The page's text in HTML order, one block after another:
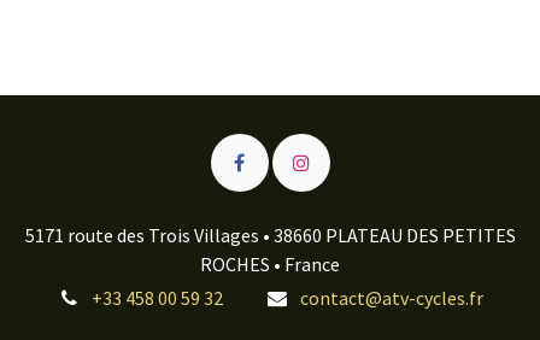
5171 route des Trois Villages • 38660 PLATEAU DES PETITES
ROCHES • France
+33 458 00 59 32
contact@atv-cycles.fr